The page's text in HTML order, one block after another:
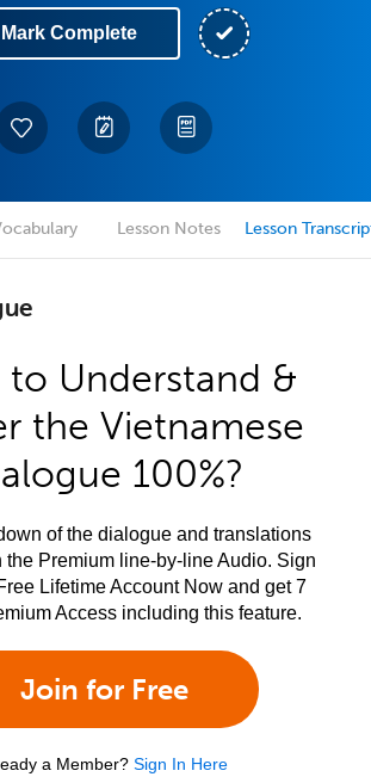
Mark Complete
Lesson Notes Lesson
to Understand &
the Vietnamese
100%?
of the dialogue and translations
the Premium line-by-line Audio. Sign
Lifetime Account Now and get 7
Access including this feature.
Join for Free
a Member? Sign In Here